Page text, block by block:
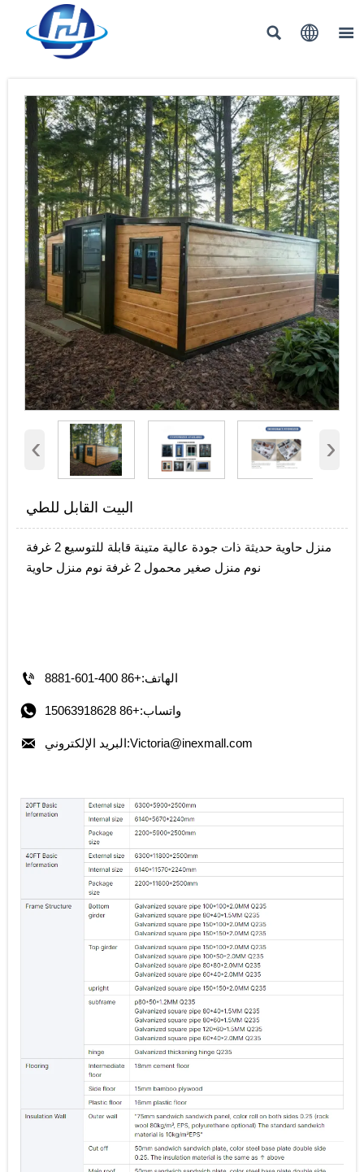
  
‹ ›
البيت القابل للطي
منزل حاوية حديثة ذات جودة عالية متينة قابلة للتوسيع 2 غرفة
نوم منزل صغير محمول 2 غرفة نوم منزل حاوية
 الهاتف:+86 400-601-8881
 واتساب:+86 15063918628
 البريد الإلكتروني:Victoria@inexmall.com